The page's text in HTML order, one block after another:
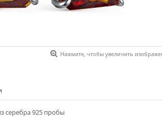
Нажмите, чтобы увеличить
серебра 925 пробы